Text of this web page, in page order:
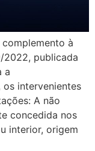
à
2022, publicada
a
intervenientes
A não
concedida nos
interior, origem